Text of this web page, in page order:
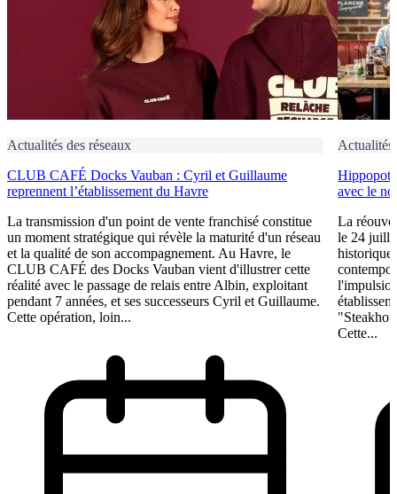
Actualités des réseaux
CLUB CAFÉ Docks Vauban : Cyril et Guillaume
reprennent l’établissement du Havre
La transmission d'un point de vente franchisé constitue
un moment stratégique qui révèle la maturité d'un réseau
et la qualité de son accompagnement. Au Havre, le
CLUB CAFÉ des Docks Vauban vient d'illustrer cette
réalité avec le passage de relais entre Albin, exploitant
pendant 7 années, et ses successeurs Cyril et Guillaume.
Cette opération, loin...
Actualités
avec le
La
le 24
historique
Cette...